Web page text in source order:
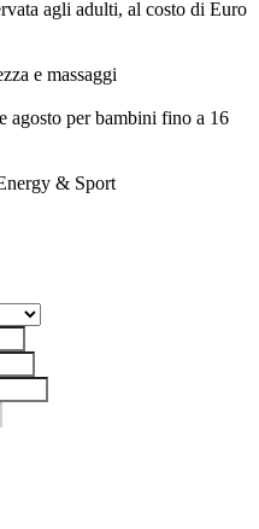
agli adulti, al costo di Euro
e massaggi
agosto per bambini fino a 16
& Sport